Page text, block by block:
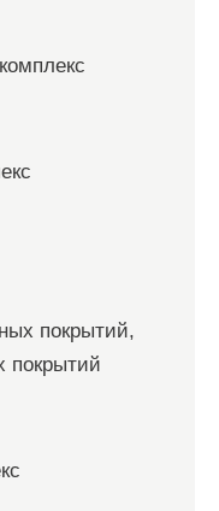
покрытий,
покрытий